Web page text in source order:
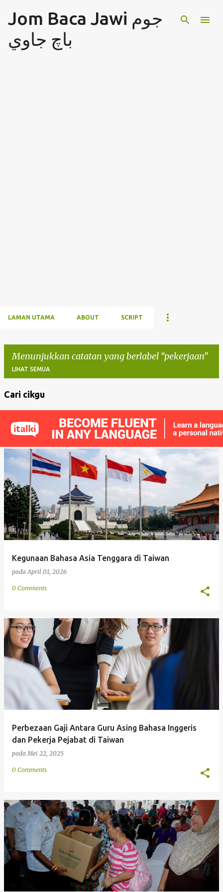
Langkau ke kandungan utamaJom Baca Jawi جوم
باچ جاوي
LAMAN UTAMA ABOUT SCRIPT
Menunjukkan catatan yang berlabel pekerjaan
LIHAT SEMUA
a
t
a
n
Cari cikgu
Kegunaan Bahasa Asia Tenggara di Taiwan
padaApril 01, 2026
0 Comments
Perbezaan Gaji Antara Guru Asing Bahasa Inggeris
dan Pekerja Pejabat di Taiwan
padaMei 22, 2025
0 Comments